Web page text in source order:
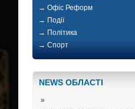
→ Офіс Реформ
→ Події
→ Політика
→ Спорт
NEWS ОБЛАСТI
»